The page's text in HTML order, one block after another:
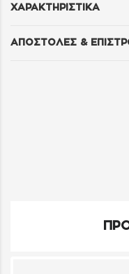
ΧΑΡΑΚΤΗΡΙΣΤΙΚΑ
ΑΠΟΣΤΟΛΕΣ &